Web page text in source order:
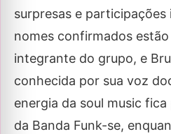
surpresas e
nomes confirmados
integrante do grupo, e
conhecida por sua voz
energia da soul music
da Banda Funk-se,